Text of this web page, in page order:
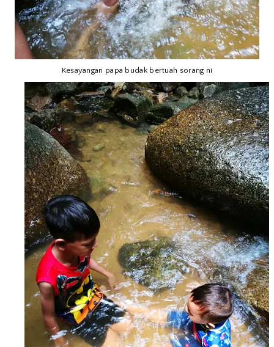
Kesayangan papa budak bertuah sorang ni